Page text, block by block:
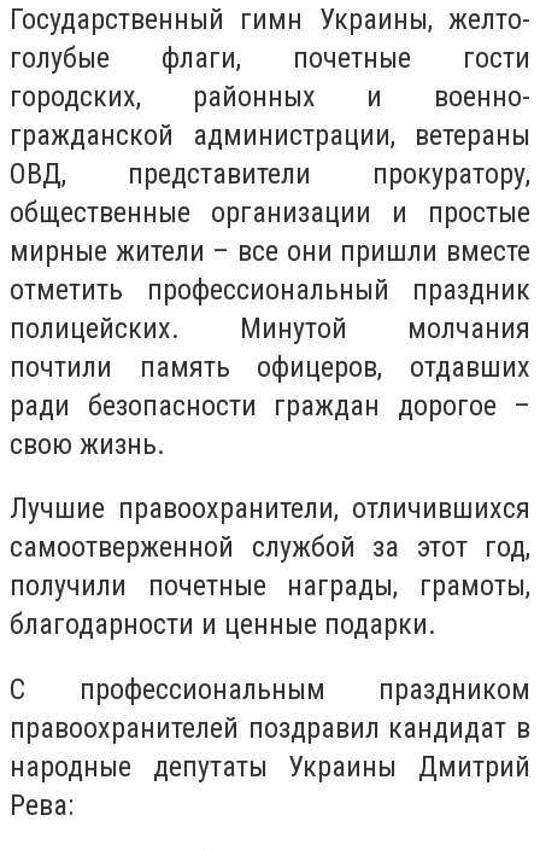
Государственный гимн Украины, желто-
голубые флаги, почетные гости
городских, районных и военно-
гражданской администрации, ветераны
ОВД, представители прокуратору,
общественные организации и простые
мирные жители – все они пришли вместе
отметить профессиональный праздник
полицейских. Минутой молчания
почтили память офицеров, отдавших
ради безопасности граждан дорогое –
свою жизнь.
Лучшие правоохранители, отличившихся
самоотверженной службой за этот год,
получили почетные награды, грамоты,
благодарности и ценные подарки.
С профессиональным праздником
правоохранителей поздравил кандидат в
народные депутаты Украины Дмитрий
Рева: